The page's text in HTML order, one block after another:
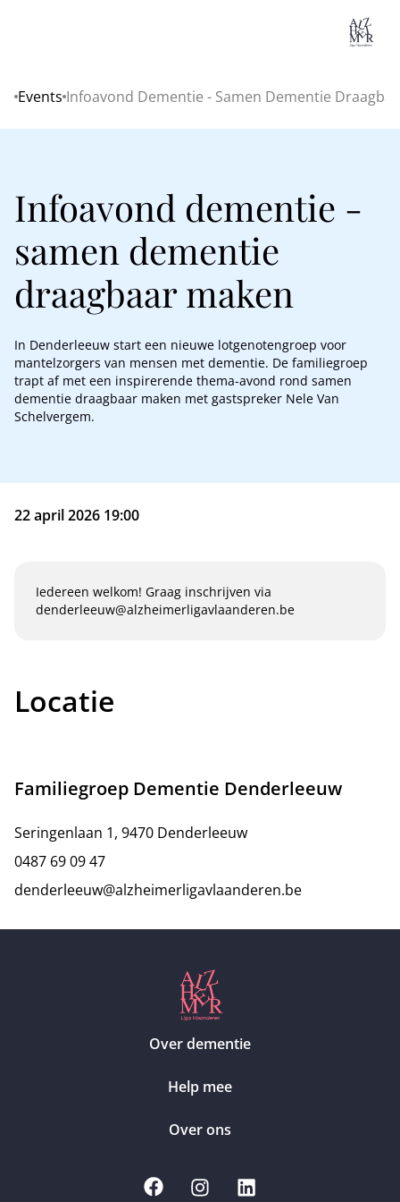
Home
Events Infoavond Dementie - Samen Dementie
Infoavond dementie -
samen dementie
draagbaar maken
In Denderleeuw start een nieuwe lotgenotengroep voor
mantelzorgers van mensen met dementie. De familiegroep
trapt af met een inspirerende thema-avond rond samen
dementie draagbaar maken met gastspreker Nele Van
Schelvergem.
22 april 2026 19:00
Iedereen welkom! Graag inschrijven via
denderleeuw@alzheimerligavlaanderen.be
Locatie
Familiegroep Dementie Denderleeuw
Seringenlaan 1, 9470 Denderleeuw
0487 69 09 47
denderleeuw@alzheimerligavlaanderen.be
Over dementie
Help mee
Over ons